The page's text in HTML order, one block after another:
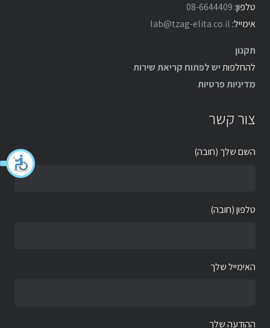
טלפון: 08-6644409
אימייל: lab@tzag-elita.co.il
תקנון
להחלפותיש לפתוח קריאת שירות
מדיניות פרטיות
צור קשר
השם שלך (חובה)
טלפון (חובה)
האימייל שלך
ההודעה שלך